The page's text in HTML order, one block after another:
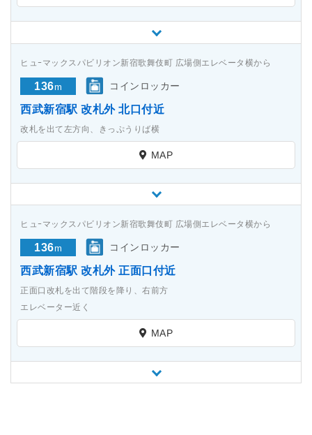
ヒュｰマックスパビリオン新宿歌舞伎町 広場側エレベータ横から
136m コインロッカー
西武新宿駅 改札外 北口付近
改札を出て左方向、きっぷうりば横
MAP
ヒュｰマックスパビリオン新宿歌舞伎町 広場側エレベータ横から
136m コインロッカー
西武新宿駅 改札外 正面口付近
正面口改札を出て階段を降り、右前方
エレベーター近く
MAP